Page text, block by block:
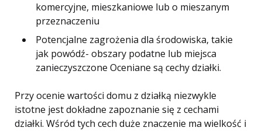
komercyjne, mieszkaniowe lub o mieszanym
przeznaczeniu
Potencjalne zagrożenia dla środowiska, takie
jak powódź- obszary podatne lub miejsca
zanieczyszczone Oceniane są cechy działki.
Przy ocenie wartości domu z działką niezwykle
istotne jest dokładne zapoznanie się z cechami
działki. Wśród tych cech duże znaczenie ma wielkość i